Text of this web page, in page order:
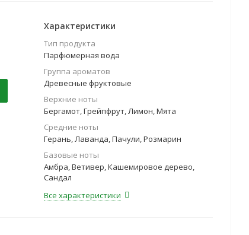
Характеристики
Тип продукта
Парфюмерная вода
Группа ароматов
Древесные фруктовые
Верхние ноты
Бергамот, Грейпфрут, Лимон, Мята
Средние ноты
Герань, Лаванда, Пачули, Розмарин
Базовые ноты
Амбра, Ветивер, Кашемировое дерево,
Сандал
Все характеристики